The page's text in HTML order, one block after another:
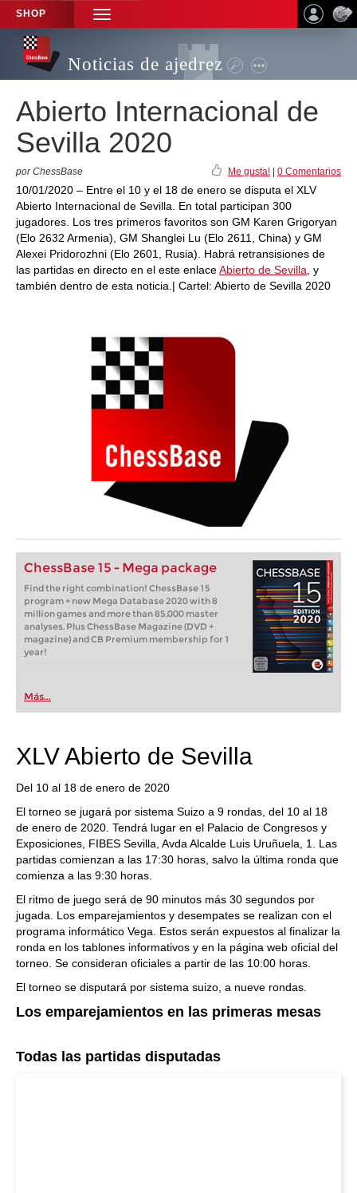
SHOP
TOGGLE
NAVIGATION
Noticias de ajedrez
Abierto Internacional de
Sevilla 2020
por ChessBase Me gusta! 0 Comentarios
10/01/2020 – Entre el 10 y el 18 de enero se disputa el XLV
Abierto Internacional de Sevilla. En total participan 300
jugadores. Los tres primeros favoritos son GM Karen Grigoryan
(Elo 2632 Armenia), GM Shanglei Lu (Elo 2611, China) y GM
Alexei Pridorozhni (Elo 2601, Rusia). Habrá retransisiones de
las partidas en directo en el este enlaceAbierto de Sevilla , y
también dentro de esta noticia.| Cartel: Abierto de Sevilla 2020
ChessBase 15 - Mega package
Find the right combination! ChessBase 15
program + new Mega Database 2020 with 8
million games and more than 85,000 master
analyses. Plus ChessBase Magazine (DVD +
magazine) and CB Premium membership for 1
year!
Más...
XLV Abierto de Sevilla
Del 10 al 18 de enero de 2020
El torneo se jugará por sistema Suizo a 9 rondas, del 10 al 18
de enero de 2020. Tendrá lugar en el Palacio de Congresos y
Exposiciones, FIBES Sevilla, Avda Alcalde Luis Uruñuela, 1. Las
partidas comienzan a las 17:30 horas, salvo la última ronda que
comienza a las 9:30 horas.
El ritmo de juego será de 90 minutos más 30 segundos por
jugada. Los emparejamientos y desempates se realizan con el
programa informático Vega. Estos serán expuestos al finalizar la
ronda en los tablones informativos y en la página web oficial del
torneo. Se consideran oficiales a partir de las 10:00 horas.
El torneo se disputará por sistema suizo, a nueve rondas.
Los emparejamientos en las primeras mesas
Todas las partidas disputadas